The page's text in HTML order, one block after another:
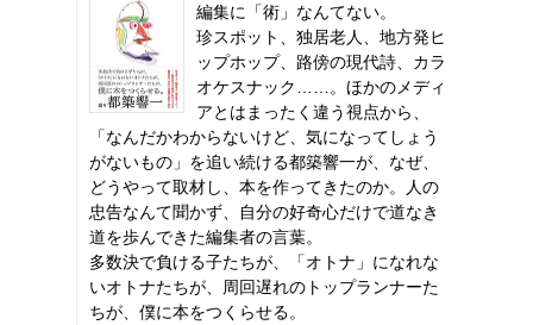
編集に「術」なんてない。
珍スポット、独居老人、地方発ヒ
ップホップ、路傍の現代詩、カラ
オケスナック……。ほかのメディ
アとはまったく違う視点から、
「なんだかわからないけど、気になってしょう
がないもの」を追い続ける都築響一が、なぜ、
どうやって取材し、本を作ってきたのか。人の
忠告なんて聞かず、自分の好奇心だけで道なき
道を歩んできた編集者の言葉。
多数決で負ける子たちが、「オトナ」になれな
いオトナたちが、周回遅れのトップランナーた
ちが、僕に本をつくらせる。